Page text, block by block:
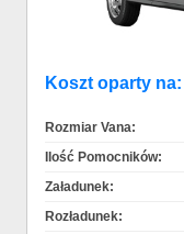
Koszt oparty na:
Rozmiar Vana:
Ilość Pomocników:
Załadunek:
Rozładunek: